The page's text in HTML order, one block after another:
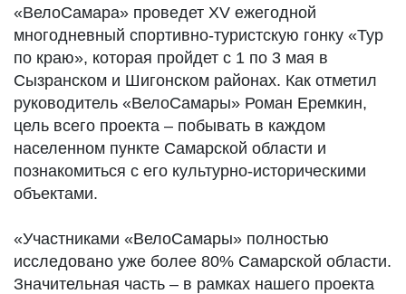
«ВелоСамара» проведет XV ежегодной
многодневный спортивно-туристскую гонку «Тур
по краю», которая пройдет с 1 по 3 мая в
Сызранском и Шигонском районах. Как отметил
руководитель «ВелоСамары» Роман Еремкин,
цель всего проекта – побывать в каждом
населенном пункте Самарской области и
познакомиться с его культурно-историческими
объектами.
«Участниками «ВелоСамары» полностью
исследовано уже более 80% Самарской области.
Значительная часть – в рамках нашего проекта